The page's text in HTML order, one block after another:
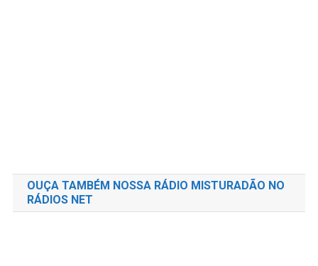
OUÇA TAMBÉM NOSSA RÁDIO MISTURADÃO NO
RÁDIOS NET